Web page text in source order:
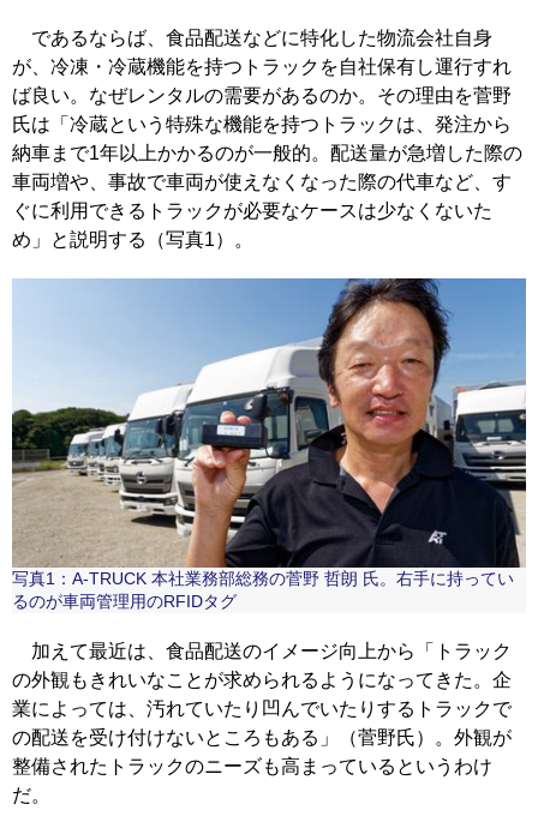
であるならば、食品配送などに特化した物流会社自身
が、冷凍・冷蔵機能を持つトラックを自社保有し運行すれ
ば良い。なぜレンタルの需要があるのか。その理由を菅野
氏は「冷蔵という特殊な機能を持つトラックは、発注から
納車まで1年以上かかるのが一般的。配送量が急増した際の
車両増や、事故で車両が使えなくなった際の代車など、す
ぐに利用できるトラックが必要なケースは少なくないた
め」と説明する（写真1）。
写真1：A-TRUCK 本社業務部総務の菅野 哲朗 氏。右手に持ってい
るのが車両管理用のRFIDタグ
加えて最近は、食品配送のイメージ向上から「トラック
の外観もきれいなことが求められるようになってきた。企
業によっては、汚れていたり凹んでいたりするトラックで
の配送を受け付けないところもある」（菅野氏）。外観が
整備されたトラックのニーズも高まっているというわけ
だ。